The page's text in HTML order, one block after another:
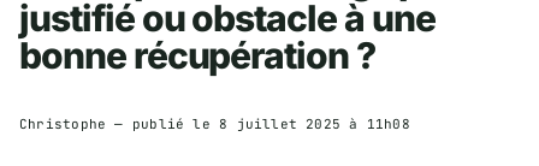
justifié ou obstacle à une
bonne récupération ?
Christophe — publié le 8 juillet 2025 à 11h08